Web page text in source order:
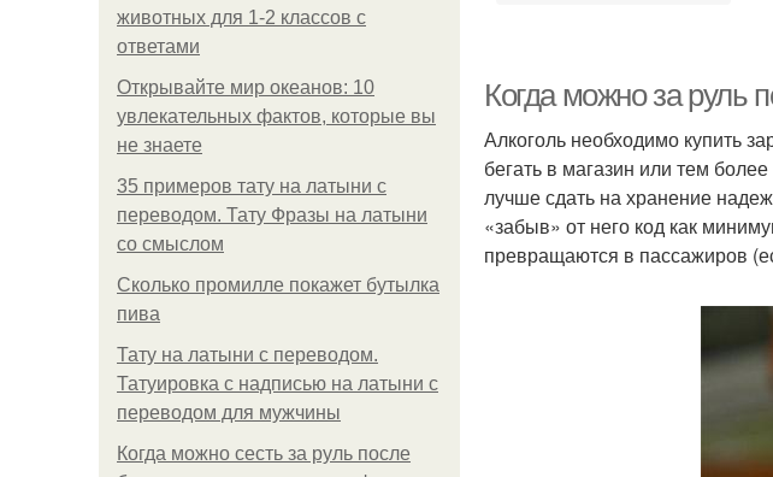
животных для 1-2 классов с
ответами
Открывайте мир океанов: 10
увлекательных фактов, которые вы
не знаете
35 примеров тату на латыни с
переводом. Тату Фразы на латыни
со смыслом
Сколько промилле покажет бутылка
пива
Тату на латыни с переводом.
Татуировка с надписью на латыни с
переводом для мужчины
Когда можно сесть за руль после
Когда можно за руль
Алкоголь необходимо купить
бегать в магазин или тем
лучше сдать на хранение
«забыв» от него код как
превращаются в пассажиров